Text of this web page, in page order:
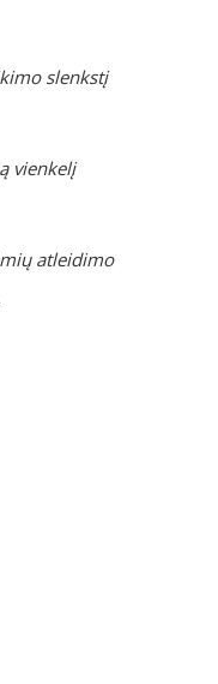
slenkstį
vienkelį
atleidimo